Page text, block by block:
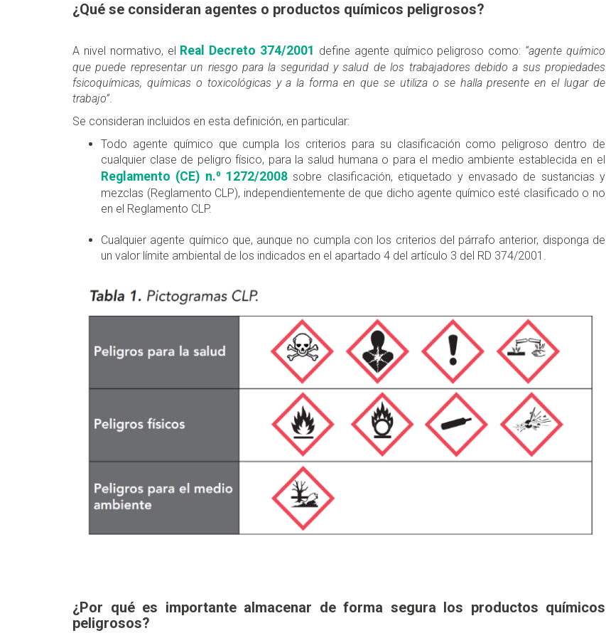
¿Qué se consideran agentes o productos químicos peligrosos?
A nivel normativo, el Real Decreto 374/2001 define agente químico peligroso como: “agente químico
que puede representar un riesgo para la seguridad y salud de los trabajadores debido a sus propiedades
fsicoquímicas, químicas o toxicológicas y a la forma en que se utiliza o se halla presente en el lugar de
trabajo”.
Se consideran incluidos en esta definición, en particular:
Todo agente químico que cumpla los criterios para su clasificación como peligroso dentro de
cualquier clase de peligro físico, para la salud humana o para el medio ambiente establecida en el
Reglamento (CE) n.⁰ 1272/2008sobre clasificación, etiquetado y envasado de sustancias y
mezclas (Reglamento CLP), independientemente de que dicho agente químico esté clasificado o no
en el Reglamento CLP.
Cualquier agente químico que, aunque no cumpla con los criterios del párrafo anterior, disponga de
un valor límite ambiental de los indicados en el apartado 4 del artículo 3 del RD 374/2001.
¿Por qué es importante almacenar de forma segura los productos químicos
peligrosos?